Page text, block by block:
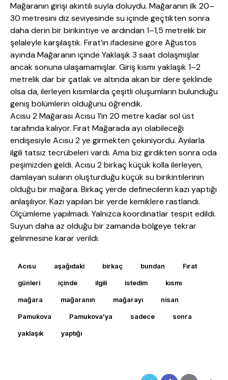
Mağaranın girişi akıntılı suyla doluydu. Mağaranın ilk 20–
30 metresini diz seviyesinde su içinde geçtikten sonra
daha derin bir birikintiye ve ardından 1–1,5 metrelik bir
şelaleyle karşılaştık. Fırat’ın ifadesine göre Ağustos
ayında Mağaranın içinde Yaklaşık 3 saat dolaşmışlar
ancak sonuna ulaşamamışlar. Giriş kısmı yaklaşık 1–2
metrelik dar bir çatlak ve altında akan bir dere şeklinde
olsa da, ilerleyen kısımlarda çeşitli oluşumların bulunduğu
geniş bölümlerin olduğunu öğrendik.
Acısu 2 Mağarası Acısu 1’in 20 metre kadar sol üst
tarafında kalıyor. Fırat Mağarada ayı olabileceği
endişesiyle Acısu 2 ye girmekten çekiniyordu. Ayılarla
ilgili tatsız tecrübeleri vardı. Ama biz girdikten sonra oda
peşimizden geldi. Acısu 2 birkaç küçük kolla ilerleyen,
damlayan suların oluşturduğu küçük su birikintilerinin
olduğu bir mağara. Birkaç yerde definecilerin kazı yaptığı
anlaşılıyor. Kazı yapılan bir yerde kemiklere rastlandı.
Ölçümleme yapılmadı. Yalnızca koordinatlar tespit edildi.
Suyun daha az olduğu bir zamanda bölgeye tekrar
gelinmesine karar verildi.
Acısu aşağıdaki birkaç bundan Fırat
günleri içinde ilgili istedim kısmı
mağara mağaranın mağarayı nisan
Pamukova Pamukova’ya sadece sonra
yaklaşık yaptığı